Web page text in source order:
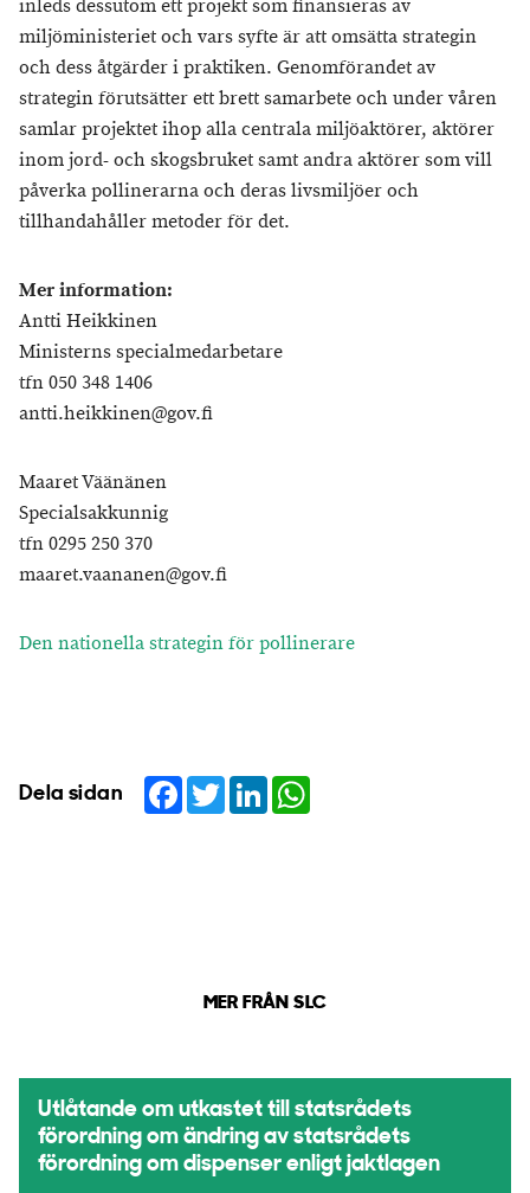
inleds dessutom ett projekt som finansieras av
miljöministeriet och vars syfte är att omsätta strategin
och dess åtgärder i praktiken. Genomförandet av
strategin förutsätter ett brett samarbete och under våren
samlar projektet ihop alla centrala miljöaktörer, aktörer
inom jord- och skogsbruket samt andra aktörer som vill
påverka pollinerarna och deras livsmiljöer och
tillhandahåller metoder för det.
Mer information:
Antti Heikkinen
Ministerns specialmedarbetare
tfn 050 348 1406
antti.heikkinen@gov.fi
Maaret Väänänen
Specialsakkunnig
tfn 0295 250 370
maaret.vaananen@gov.fi
Den nationella strategin för pollinerare
Dela sidan Facebook
TwitterLinkedIn
MER FRÅN SLC
Utlåtande om utkastet till statsrådets
förordning om ändring av statsrådets
förordning om dispenser enligt jaktlagen